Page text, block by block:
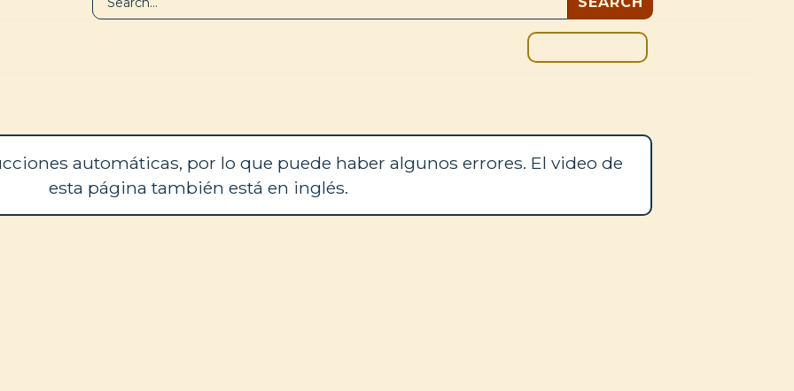
automáticas, por lo que puede haber algunos errores. El video de
esta página también está en inglés.